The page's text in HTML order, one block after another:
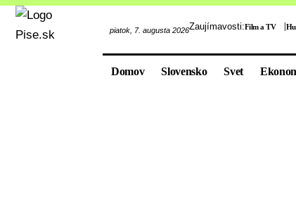
piatok, 7. augusta 2026Zaujímavosti:Film a TV
Domov Slovensko Svet